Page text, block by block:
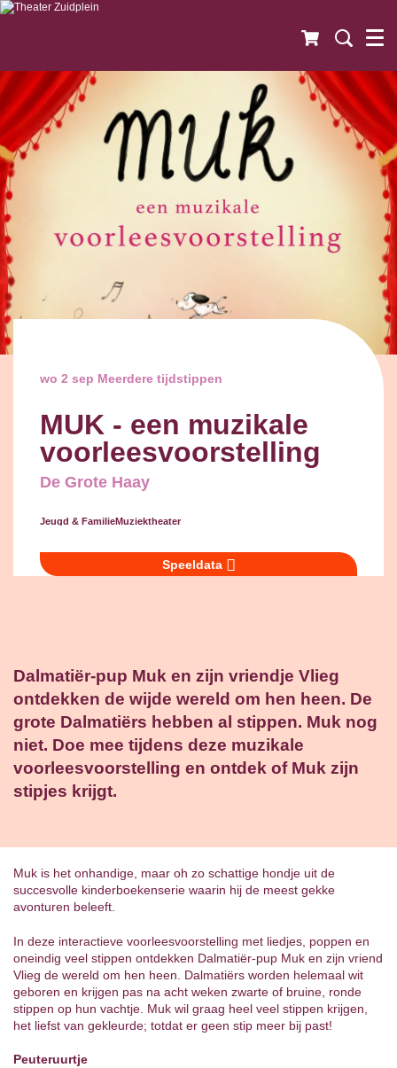
MUK - een muzikale
voorleesvoorstelling
De Grote Haay
wo 2 sep Meerdere tijdstippen
Jeugd & FamilieMuziektheater
Speeldata
Dalmatiër-pup Muk en zijn vriendje Vlieg
ontdekken de wijde wereld om hen heen. De
grote Dalmatiërs hebben al stippen. Muk nog
niet. Doe mee tijdens deze muzikale
voorleesvoorstelling en ontdek of Muk zijn
stipjes krijgt.
Muk is het onhandige, maar oh zo schattige hondje uit de
succesvolle kinderboekenserie waarin hij de meest gekke
avonturen beleeft.
In deze interactieve voorleesvoorstelling met liedjes, poppen en
oneindig veel stippen ontdekken Dalmatiër-pup Muk en zijn vriend
Vlieg de wereld om hen heen. Dalmatiërs worden helemaal wit
geboren en krijgen pas na acht weken zwarte of bruine, ronde
stippen op hun vachtje. Muk wil graag heel veel stippen krijgen,
het liefst van gekleurde; totdat er geen stip meer bij past!
Peuteruurtje